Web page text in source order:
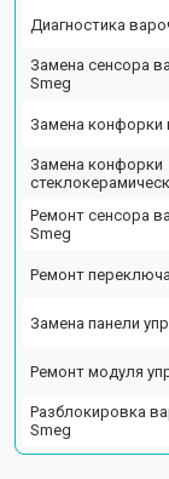
Диагностика
Замена сенсора
Smeg
Замена конфорки
Замена конфорки
Ремонт сенсора
Smeg
Ремонт
Замена панели
Ремонт модуля
Разблокировка
Smeg